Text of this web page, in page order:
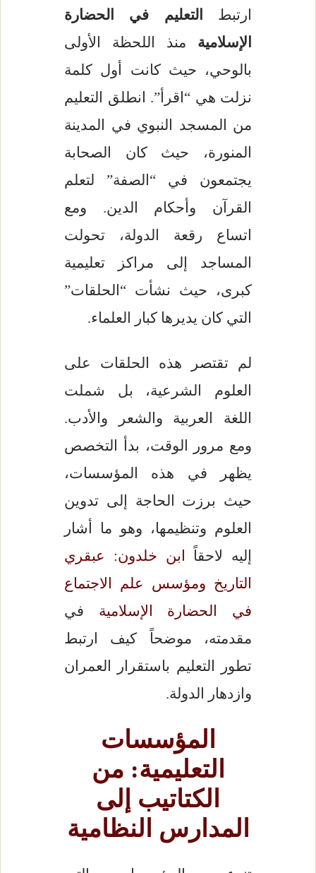
ارتبطالتعليم في الحضارة
الإسلاميةمنذ اللحظة الأولى
بالوحي، حيث كانت أول كلمة
نزلت هي “اقرأ”. انطلق التعليم
من المسجد النبوي في المدينة
المنورة، حيث كان الصحابة
يجتمعون في “الصفة” لتعلم
القرآن وأحكام الدين. ومع
اتساع رقعة الدولة، تحولت
المساجد إلى مراكز تعليمية
كبرى، حيث نشأت “الحلقات”
التي كان يديرها كبار العلماء.
لم تقتصر هذه الحلقات على
العلوم الشرعية، بل شملت
اللغة العربية والشعر والأدب.
ومع مرور الوقت، بدأ التخصص
يظهر في هذه المؤسسات،
حيث برزت الحاجة إلى تدوين
العلوم وتنظيمها، وهو ما أشار
إليه لاحقاًابن خلدون: عبقري
التاريخ ومؤسس علم الاجتماع
في الحضارة الإسلاميةفي
مقدمته، موضحاً كيف ارتبط
تطور التعليم باستقرار العمران
وازدهار الدولة.
المؤسسات
التعليمية: من
الكتاتيب إلى
المدارس النظامية